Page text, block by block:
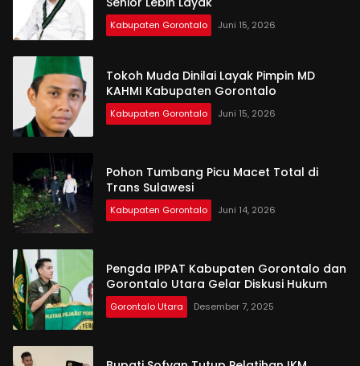
Kabupaten Gorontalo Juni 15, 2026
Tokoh Muda Dinilai Layak Pimpin MD
KAHMI Kabupaten Gorontalo
Kabupaten Gorontalo Juni 15, 2026
Pohon Tumbang Picu Macet Total di
Trans Sulawesi
Kabupaten Gorontalo Juni 14, 2026
Pengda IPPAT Kabupaten Gorontalo dan
Gorontalo Utara Gelar Diskusi Hukum
Gorontalo Utara Desember 7, 2025